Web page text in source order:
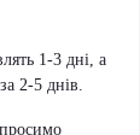
1-3 дні, а
2-5 днів.